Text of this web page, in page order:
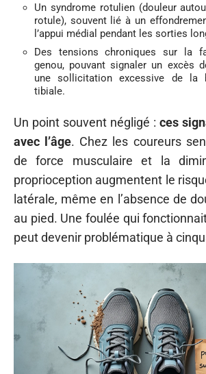
Un syndrome rotulien (douleur
rotule), souvent lié à un
l’appui médial pendant les sorties
Des tensions chroniques sur la
genou, pouvant signaler un excès
une sollicitation excessive de la
tibiale.
Un point souvent négligé : ces
avec l’âge. Chez les coureurs
de force musculaire et la
proprioception augmentent le
latérale, même en l’absence de
au pied. Une foulée qui
peut devenir problématique à